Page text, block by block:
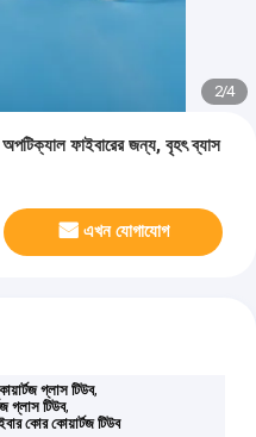
2/4
ফাইবারের জন্য, বৃহৎ ব্যাস
এখন যোগাযোগ
গ্লাস টিউব,
গ্লাস টিউব,
কোর কোয়ার্টজ টিউব